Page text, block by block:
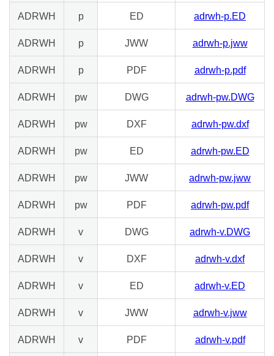
ADRWH p ED adrwh-p.ED
ADRWH p JWW adrwh-p.jww
ADRWH p PDF adrwh-p.pdf
ADRWH pw DWG adrwh-pw.DWG
ADRWH pw DXF adrwh-pw.dxf
ADRWH pw ED adrwh-pw.ED
ADRWH pw JWW adrwh-pw.jww
ADRWH pw PDF adrwh-pw.pdf
ADRWH v DWG adrwh-v.DWG
ADRWH v DXF adrwh-v.dxf
ADRWH v ED adrwh-v.ED
ADRWH v JWW adrwh-v.jww
ADRWH v PDF adrwh-v.pdf